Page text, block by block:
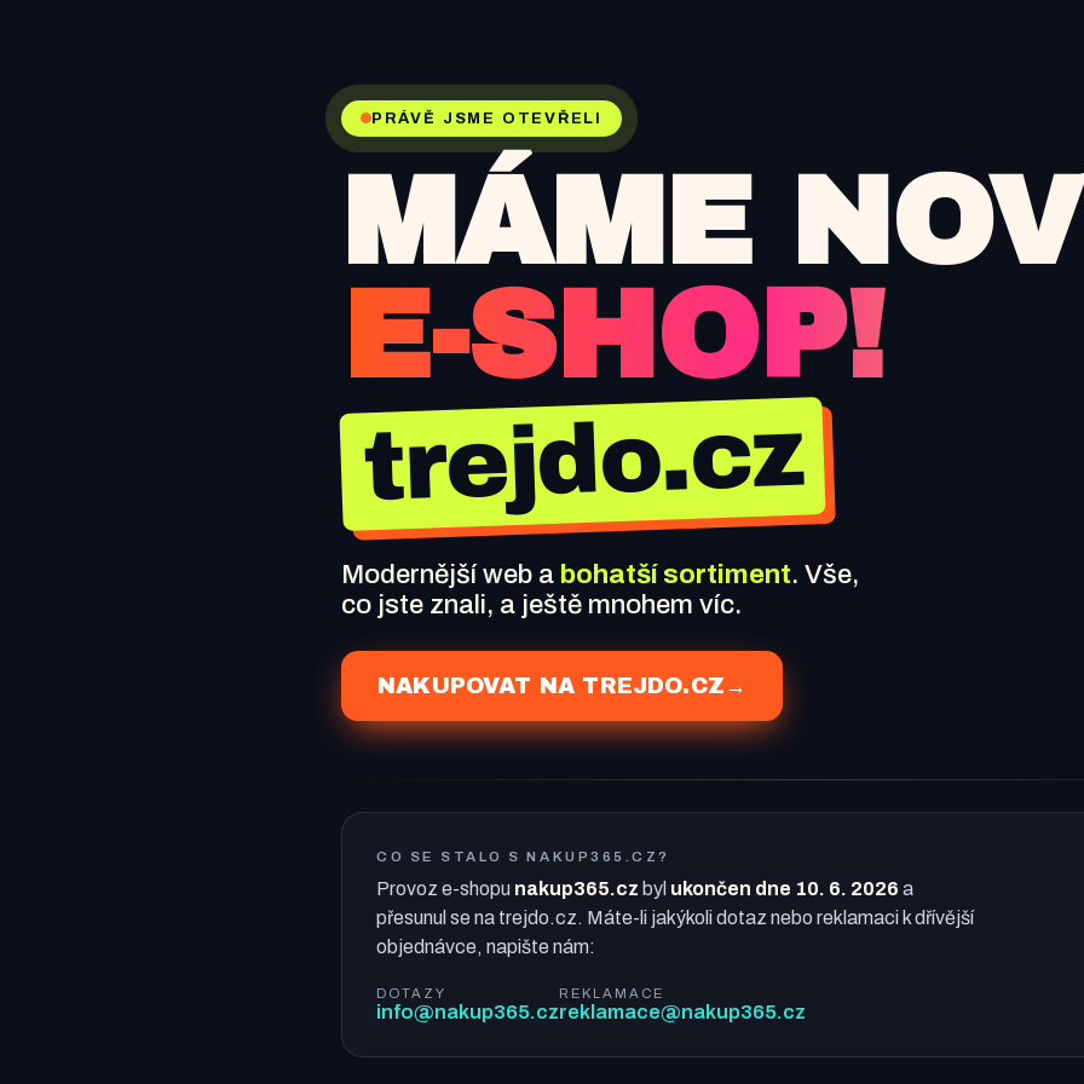
PRÁVĚ JSME OTEVŘELI
MÁME
E-SHOP!
trejdo.cz
Modernější web a bohatší sortiment. Vše,
co jste znali, a ještě mnohem víc.
NAKUPOVAT NA TREJDO.CZ →
CO SE STALO S NAKUP365.CZ?
Provoz e-shopu nakup365.cz byl ukončen dne 10. 6. 2026 a
přesunul se na trejdo.cz. Máte-li jakýkoli dotaz nebo reklamaci k dřívější
objednávce, napište nám:
DOTAZY
info@nakup365.cz
REKLAMACE
reklamace@nakup365.cz